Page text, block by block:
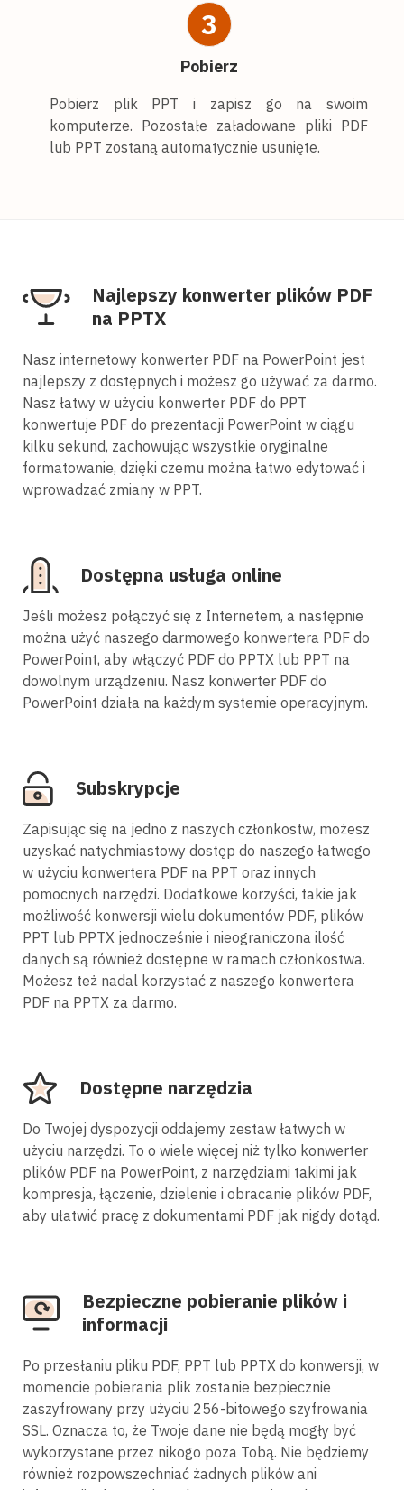
3
Pobierz
Pobierz plik PPT i zapisz go na swoim
komputerze. Pozostałe załadowane pliki PDF
lub PPT zostaną automatycznie usunięte.
Najlepszy konwerter plików PDF
na PPTX
Nasz internetowy konwerter PDF na PowerPoint jest
najlepszy z dostępnych i możesz go używać za darmo.
Nasz łatwy w użyciu konwerter PDF do PPT
konwertuje PDF do prezentacji PowerPoint w ciągu
kilku sekund, zachowując wszystkie oryginalne
formatowanie, dzięki czemu można łatwo edytować i
wprowadzać zmiany w PPT.
Dostępna usługa online
Jeśli możesz połączyć się z Internetem, a następnie
można użyć naszego darmowego konwertera PDF do
PowerPoint, aby włączyć PDF do PPTX lub PPT na
dowolnym urządzeniu. Nasz konwerter PDF do
PowerPoint działa na każdym systemie operacyjnym.
Subskrypcje
Zapisując się na jedno z naszych członkostw, możesz
uzyskać natychmiastowy dostęp do naszego łatwego
w użyciu konwertera PDF na PPT oraz innych
pomocnych narzędzi. Dodatkowe korzyści, takie jak
możliwość konwersji wielu dokumentów PDF, plików
PPT lub PPTX jednocześnie i nieograniczona ilość
danych są również dostępne w ramach członkostwa.
Możesz też nadal korzystać z naszego konwertera
PDF na PPTX za darmo.
Dostępne narzędzia
Do Twojej dyspozycji oddajemy zestaw łatwych w
użyciu narzędzi. To o wiele więcej niż tylko konwerter
plików PDF na PowerPoint, z narzędziami takimi jak
kompresja, łączenie, dzielenie i obracanie plików PDF,
aby ułatwić pracę z dokumentami PDF jak nigdy dotąd.
Bezpieczne pobieranie plików i
informacji
Po przesłaniu pliku PDF, PPT lub PPTX do konwersji, w
momencie pobierania plik zostanie bezpiecznie
zaszyfrowany przy użyciu 256-bitowego szyfrowania
SSL. Oznacza to, że Twoje dane nie będą mogły być
wykorzystane przez nikogo poza Tobą. Nie będziemy
również rozpowszechniać żadnych plików ani